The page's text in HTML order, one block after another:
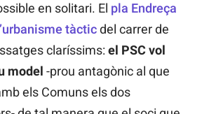
en solitari. El pla Endreça
tàcticdel carrer de
claríssims: el PSC vol
model -prou antagònic al que
els Comuns els dos